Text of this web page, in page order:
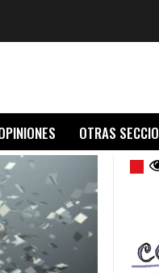
OTRAS